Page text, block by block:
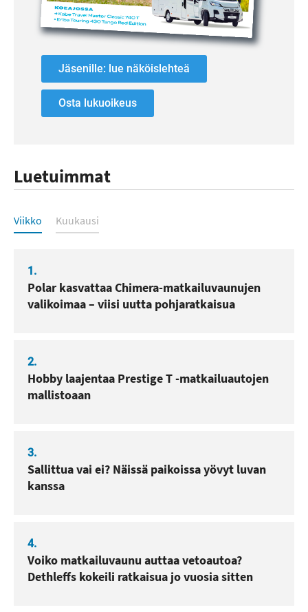
Jäsenille: lue näköislehteä
Osta lukuoikeus
Luetuimmat
Luetuimmat
Viikko Kuukausi
1.
Polar kasvattaa Chimera-matkailuvaunujen
valikoimaa – viisi uutta pohjaratkaisua
2.
Hobby laajentaa Prestige T -matkailuautojen
mallistoaan
3.
Sallittua vai ei? Näissä paikoissa yövyt luvan
kanssa
4.
Voiko matkailuvaunu auttaa vetoautoa?
Dethleffs kokeili ratkaisua jo vuosia sitten